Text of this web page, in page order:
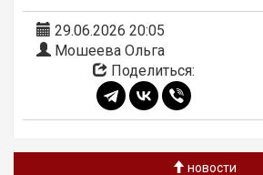
29.06.2026 20:05
Мошеева Ольга
Поделиться:
новости